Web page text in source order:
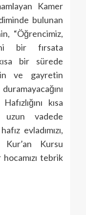
Kamer
bulunan
“Öğrencimiz,
bir fırsata
bir sürede
ve gayretin
kısa
uzun vadede
evladımızı,
Kursu
tebrik